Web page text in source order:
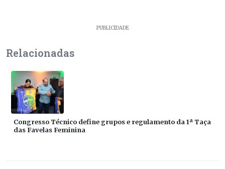
PUBLICIDADE
Relacionadas
Congresso Técnico define grupos e regulamento da 1ª Taça
das Favelas Feminina